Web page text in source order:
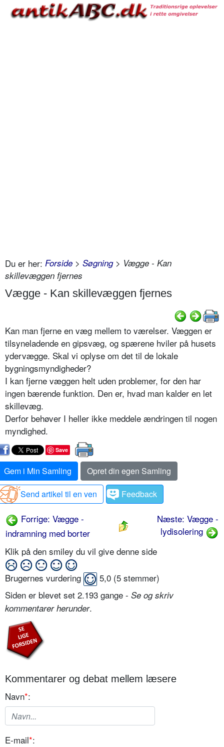
Du er her: Forside > Søgning> Vægge - Kan
skillevæggen fjernes
Vægge - Kan skillevæggen fjernes
Kan man fjerne en væg mellem to værelser. Væggen er
tilsyneladende en gipsvæg, og spærene hviler på husets
ydervægge. Skal vi oplyse om det til de lokale
bygningsmyndigheder?
I kan fjerne væggen helt uden problemer, for den har
ingen bærende funktion. Den er, hvad man kalder en let
skillevæg.
Derfor behøver I heller ikke meddele ændringen til nogen
myndighed.
Save
Gem i Min Samling
Opret din egen Samling
Send artikel til en ven
Feedback
Forrige: Vægge -
indramning med borter
Næste: Vægge -
lydisolering
Klik på den smiley du vil give denne side
Brugernes vurdering 5,0 (5 stemmer)
Siden er blevet set 2.193 gange - Se og skriv
kommentarer herunder.
Kommentarer og debat mellem læsere
Navn*:
E-mail*: